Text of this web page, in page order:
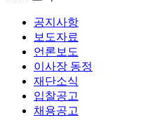
공지사항
보도자료
언론보도
이사장 동정
재단소식
입찰공고
채용공고